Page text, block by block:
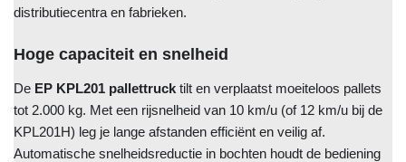
distributiecentra en fabrieken.
Hoge capaciteit en snelheid
De EP KPL201 pallettruck tilt en verplaatst moeiteloos pallets
tot 2.000 kg. Met een rijsnelheid van 10 km/u (of 12 km/u bij de
KPL201H) leg je lange afstanden efficiënt en veilig af.
Automatische snelheidsreductie in bochten houdt de bediening